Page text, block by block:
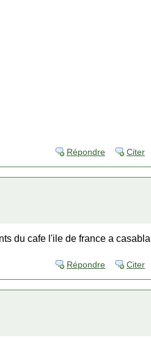
Répondre Citer
du cafe l'ile de france a
Répondre Citer